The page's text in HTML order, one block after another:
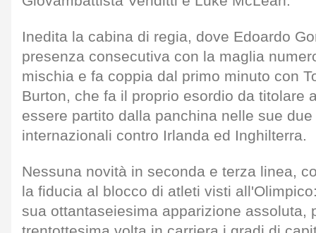
Inedita la cabina di regia, dove Edoardo
presenza consecutiva con la maglia
mischia e fa coppia dal primo minuto con
Burton, che fa il proprio esordio da titolare
essere partito dalla panchina nelle sue
internazionali contro Irlanda ed Inghilterra.
Nessuna novità in seconda e terza linea,
la fiducia al blocco di atleti visti
sua ottantaseiesima apparizione assoluta,